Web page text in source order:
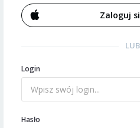
Zaloguj
LUB
Login
Hasło